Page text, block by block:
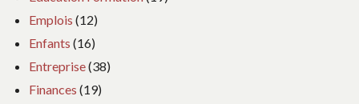
Emplois (12)
Enfants (16)
Entreprise(38)
Finances (19)